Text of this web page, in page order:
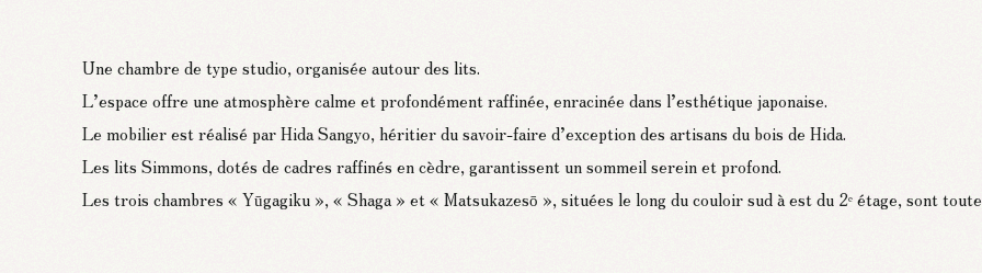
Une chambre de type studio, organisée autour des lits.
L’espace offre une atmosphère calme et profondément raffinée, enracinée dans l’esthétique japonaise.
Le mobilier est réalisé par Hida Sangyo, héritier du savoir-faire d’exception des artisans du bois de Hida.
Les lits Simmons, dotés de cadres raffinés en cèdre, garantissent un sommeil serein et profond.
Les trois chambres « Yūgagiku », « Shaga » et « Matsukazesō », situées le long du couloir sud à est du 2ᵉ étage, sont